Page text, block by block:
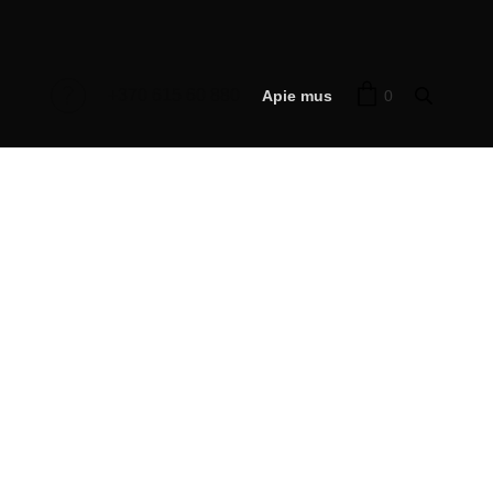
Apie mus 0